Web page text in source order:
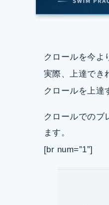
クロールを今よ
実際、上達でき
クロールを上達
クロールでのブ
ます。
[br num=”1”]